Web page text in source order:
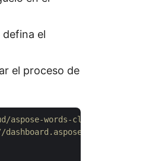
el
el proceso de
words-cloud-python